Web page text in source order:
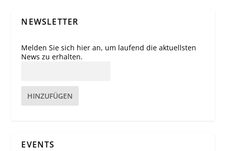
NEWSLETTER
Melden Sie sich hier an, um laufend die aktuellsten
News zu erhalten.
HINZUFÜGEN
EVENTS